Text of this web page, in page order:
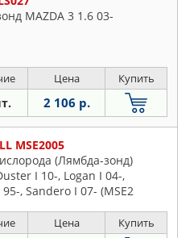
MAZDA 3 1.6 03-
Цена Купить
2 106 р.
MSE2005
(Лямбда-зонд)
I 10-, Logan I 04-,
, Sandero I 07- (MSE2
Цена Купить